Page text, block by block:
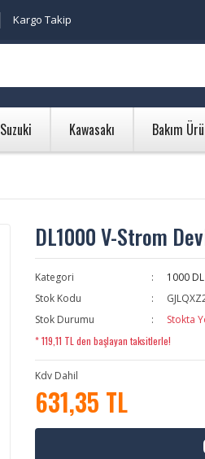
Kargo Takip
Suzuki Kawasakı Bakım
DL1000 V-Strom
Kategori
1000
Stok Kodu
Stok Durumu
Stokta
* 119,11 TL den başlayan taksitlerle!
Kdv Dahil
631,35 TL